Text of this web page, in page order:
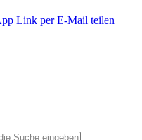
Link per E-Mail teilen